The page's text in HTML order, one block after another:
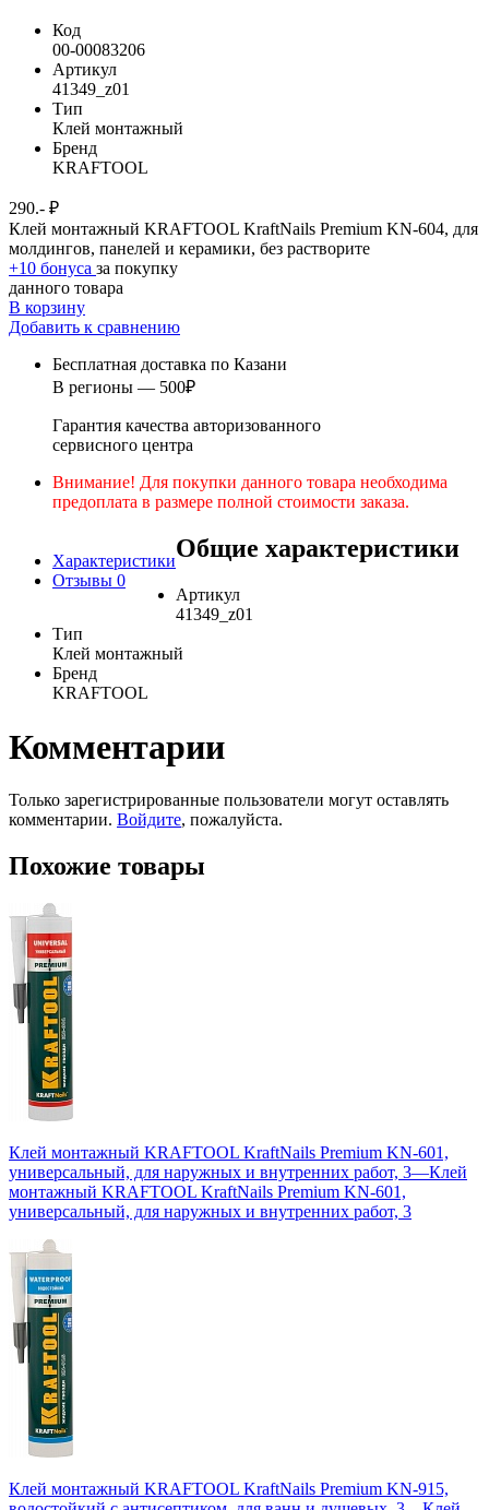
Код
00-00083206
Артикул
41349_z01
Тип
Клей монтажный
Бренд
KRAFTOOL
290.- ₽
Клей монтажный KRAFTOOL KraftNails Premium KN-604, для
молдингов, панелей и керамики, без растворите
+10 бонуса за покупку
данного товара
В корзину
Добавить к сравнению
Бесплатная доставка по Казани
В регионы — 500₽
Гарантия качества авторизованного
сервисного центра
Внимание! Для покупки данного товара необходима
предоплата в размере полной стоимости заказа.
Характеристики
Отзывы 0
Общие характеристики
Артикул
41349_z01
Тип
Клей монтажный
Бренд
KRAFTOOL
Комментарии
Только зарегистрированные пользователи могут оставлять
комментарии. Войдите, пожалуйста.
Похожие товары
Клей монтажный KRAFTOOL KraftNails Premium KN-601,
универсальный, для наружных и внутренних работ, 3—Клей
монтажный KRAFTOOL KraftNails Premium KN-601,
универсальный, для наружных и внутренних работ, 3
Клей монтажный KRAFTOOL KraftNails Premium KN-915,